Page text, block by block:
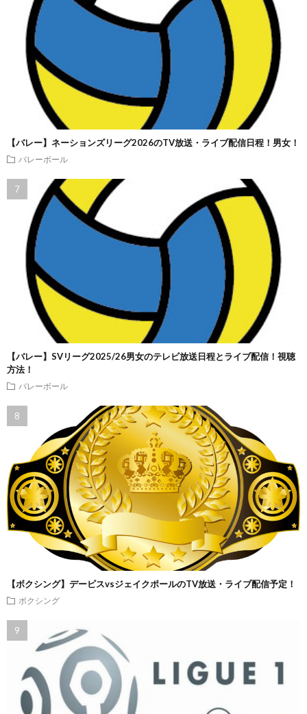
【バレー】ネーションズリーグ2026のTV放送・ライブ配信日程！男女！
バレーボール
【バレー】SVリーグ2025/26男女のテレビ放送日程とライブ配信！視聴
方法！
バレーボール
【ボクシング】デービスvsジェイクポールのTV放送・ライブ配信予定！
ボクシング